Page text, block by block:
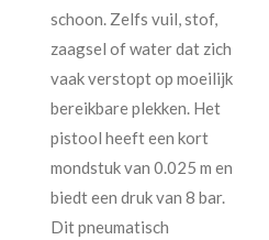
schoon. Zelfs vuil, stof,
zaagsel of water dat zich
vaak verstopt op moeilijk
bereikbare plekken. Het
pistool heeft een kort
mondstuk van 0.025 m en
biedt een druk van 8 bar.
Dit pneumatisch